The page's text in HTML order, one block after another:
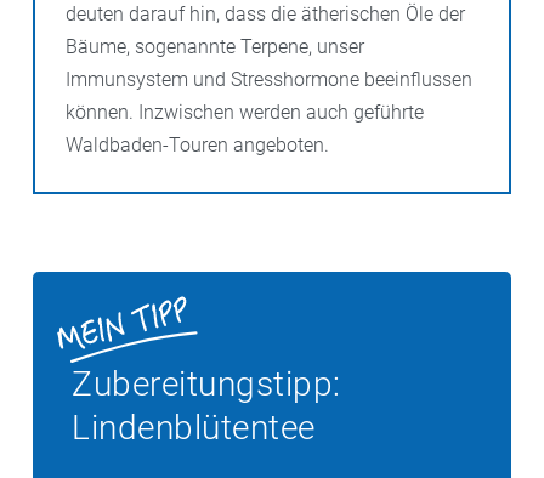
deuten darauf hin, dass die ätherischen Öle der
Bäume, sogenannte Terpene, unser
Immunsystem und Stresshormone beeinflussen
können. Inzwischen werden auch geführte
Waldbaden-Touren angeboten.
Zubereitungstipp:
Lindenblütentee